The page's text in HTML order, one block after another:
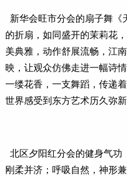
新华会旺市分会的扇子舞《
的折扇，如同盛开的茉莉花
美典雅，动作舒展流畅，江
映，让观众仿佛走进一幅诗
一缕花香，一支舞蹈，传递
世界感受到东方艺术历久弥新
北区夕阳红分会的健身气功
刚柔并济；呼吸自然，神形